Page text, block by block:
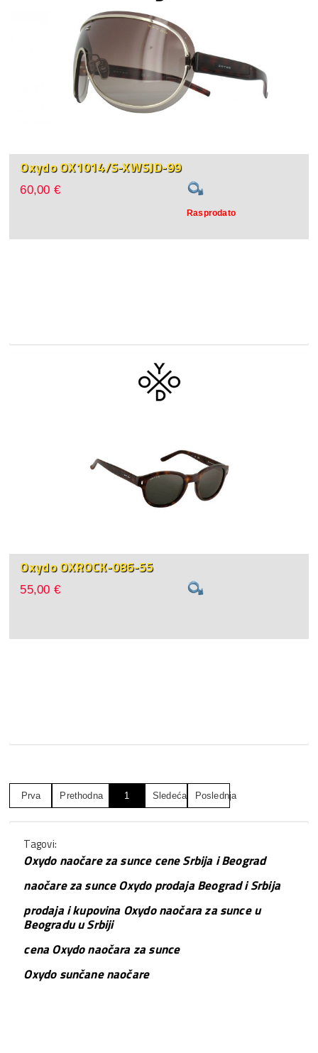
Oxydo OX1014/S-XWSJD-99
60,00 €
Rasprodato
Oxydo OXROCK-086-55
55,00 €
Prva Prethodna 1 Sledeća Poslednja
Tagovi:
Oxydo naočare za sunce cene Srbija i Beograd
naočare za sunce Oxydo prodaja Beograd i Srbija
prodaja i kupovina Oxydo naočara za sunce u
Beogradu u Srbiji
cena Oxydo naočara za sunce
Oxydo sunčane naočare